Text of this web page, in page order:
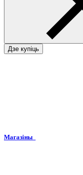
Дзе купіць
Магазіны